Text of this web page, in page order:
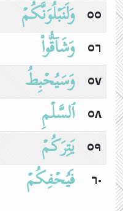
٥٥
وَلَنَبۡلُوَنَّكُمۡ
٥٦
وَشَاۤقُّوا۟
٥٧
وَسَیُحۡبِطُ
٥٨
ٱلسَّلۡمِ
٥٩
یَتِرَكُمۡ
٦٠
فَیُحۡفِكُمۡ